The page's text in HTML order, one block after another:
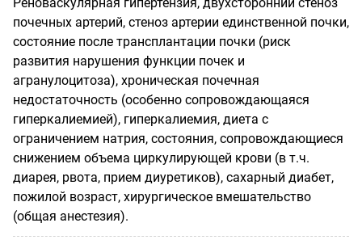
почечных артерий, стеноз артерии единственной почки,
состояние после трансплантации почки (риск
развития нарушения функции почек и
агранулоцитоза), хроническая почечная
недостаточность (особенно сопровождающаяся
гиперкалиемией), гиперкалиемия, диета с
ограничением натрия, состояния, сопровождающиеся
снижением объема циркулирующей крови (в т.ч.
диарея, рвота, прием диуретиков), сахарный диабет,
пожилой возраст, хирургическое вмешательство
(общая анестезия).